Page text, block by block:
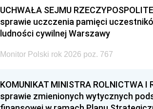
UCHWAŁA SEJMU
sprawie uczczenia pamięci
ludności cywilnej Warszawy
Monitor Polski rok 2026 poz. 767
KOMUNIKAT MINISTRA ROLNICTWA
sprawie zmienionych wytycznych